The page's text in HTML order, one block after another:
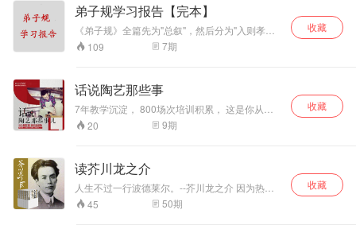
弟子规学习报告【完本】
《弟子规》全篇先为"总叙"，然后分为"入则孝、
出则弟、谨、信、泛爱众、亲仁、余力学文"七个
部分。学《弟子规》，一般的人听到"弟子"，他会
个"弟子"不是指小孩，弟子是指圣贤人的学生都叫
弟子。在家指孩子;在学校指学生;在公司指员工;
在单位指下一级;在社会中，指公民。
109 7期
收藏
话说陶艺那些事
7年教学沉淀， 800场次培训积累， 这是你从没
听过的陶艺有声书。
20 9期
收藏
读芥川龙之介
人生不过一行波德莱尔。--芥川龙之介 因为热爱
这个天才文豪，所以要用一种不一样的方式读
他。
45 50期
收藏